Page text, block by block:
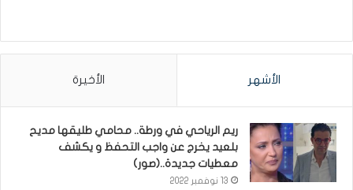
الأشهر الأخيرة
ريم الرياحي في ورطة.. محامي طليقها مديح
بلعيد يخرج عن واجب التحفظ و يكشف
معطيات جديدة..(صور)
13 نوفمبر 2022